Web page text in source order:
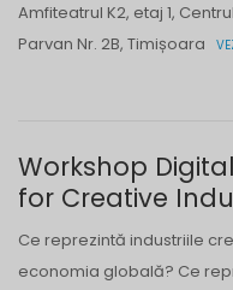
Amfiteatrul K2, etaj 1,
Parvan Nr. 2B, Timișoara
Workshop
for Creative
Ce reprezintă industriile
economia globală? Ce